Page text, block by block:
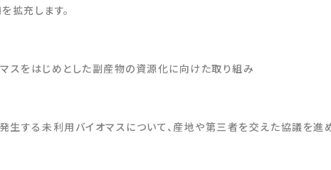
拡充します。
スをはじめとした副産物の資源化に向けた取り組み
する未利用バイオマスについて、産地や第三者を交えた協議を進